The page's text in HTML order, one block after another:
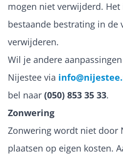
mogen niet verwijderd.
bestaande bestrating in
verwijderen.
Wil je andere
Nijestee via
bel naar (050) 853 35 33.
Zonwering
Zonwering wordt niet door
plaatsen op eigen kosten.